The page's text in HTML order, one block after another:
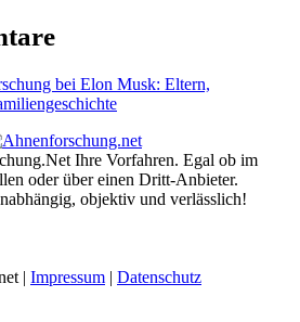
bei Elon Musk: Eltern,
Ihre Vorfahren. Egal ob im
oder über einen Dritt-Anbieter.
objektiv und verlässlich!
| Impressum | Datenschutz